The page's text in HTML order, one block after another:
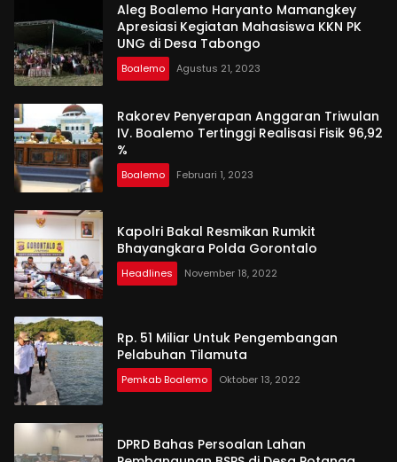
Aleg Boalemo Haryanto Mamangkey
Apresiasi Kegiatan Mahasiswa KKN PK
UNG di Desa Tabongo
Boalemo Agustus 21, 2023
Rakorev Penyerapan Anggaran Triwulan
IV. Boalemo Tertinggi Realisasi Fisik 96,92
%
Boalemo Februari 1, 2023
Kapolri Bakal Resmikan Rumkit
Bhayangkara Polda Gorontalo
Headlines November 18, 2022
Rp. 51 Miliar Untuk Pengembangan
Pelabuhan Tilamuta
Pemkab Boalemo Oktober 13, 2022
DPRD Bahas Persoalan Lahan